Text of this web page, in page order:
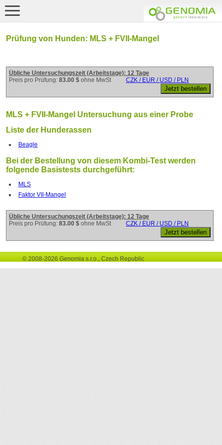
Prüfung von Hunden: MLS + FVII-Mangel
Übliche Untersuchungszeit (Arbeitstage): 12 Tage
Preis pro Prüfung: 83.00 $ ohne MwSt CZK / EUR / USD / PLN
MLS + FVII-Mangel Untersuchung aus einer Probe
Liste der Hunderassen
Beagle
Bei der Bestellung von diesem Kombi-Test werden
folgende Basistests durchgeführt:
MLS
Faktor VII-Mangel
Übliche Untersuchungszeit (Arbeitstage): 12 Tage
Preis pro Prüfung: 83.00 $ ohne MwSt CZK / EUR / USD / PLN
© 2008-2026 Genomia s.r.o., Czech Republic